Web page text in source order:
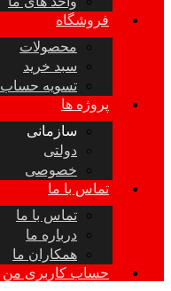
فروشگاه
محصولات
سبد خرید
تسویه حساب
پروژه ها
سازمانی
دولتی
خصوصی
تماس با ما
تماس با ما
درباره ما
همکاران ما
حساب کاربری من